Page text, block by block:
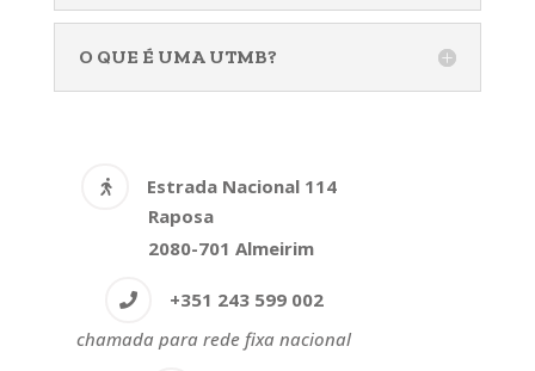
O QUE É UMA UTMB?
Estrada Nacional 114
Raposa
2080-701 Almeirim
+351 243 599 002
chamada para rede fixa nacional